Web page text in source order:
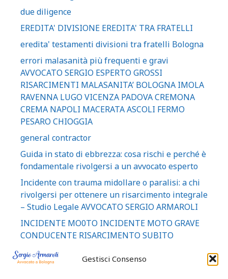
Gestisci Consenso
due diligence
EREDITA' DIVISIONE EREDITA' TRA FRATELLI
eredita' testamenti divisioni tra fratelli Bologna
errori malasanità più frequenti e gravi
AVVOCATO SERGIO ESPERTO GROSSI
RISARCIMENTI MALASANITA’ BOLOGNA IMOLA
RAVENNA LUGO VICENZA PADOVA CREMONA
CREMA NAPOLI MACERATA ASCOLI FERMO
PESARO CHIOGGIA
general contractor
Guida in stato di ebbrezza: cosa rischi e perché è
fondamentale rivolgersi a un avvocato esperto
Incidente con trauma midollare o paralisi: a chi
rivolgersi per ottenere un risarcimento integrale
– Studio Legale AVVOCATO SERGIO ARMAROLI
INCIDENTE MO0TO INCIDENTE MOTO GRAVE
CONDUCENTE RISARCIMENTO SUBITO
RAVENNA